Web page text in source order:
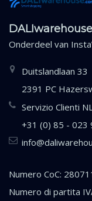
Onderdeel van
Duitslandlaan 33
2391 PC
Servizio Clienti
+31 (0) 85 - 023
Numero CoC:
Numero di partita